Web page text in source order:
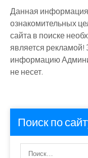
Данная информация
ознакомительных
сайта в поиске
является
информацию
не несет.
Поиск по